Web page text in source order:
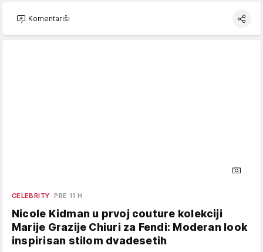
Komentariši
CELEBRITY PRE 11 H
Nicole Kidman u prvoj couture kolekciji
Marije Grazije Chiuri za Fendi: Moderan look
inspirisan stilom dvadesetih